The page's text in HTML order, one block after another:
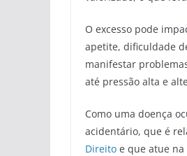
O excesso pode
apetite, dificuldade
manifestar
até pressão alta e
Como uma doença
acidentário, que é
Direito e que atue